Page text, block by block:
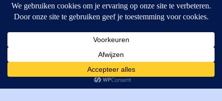
4462GE, Goes
T: +31 (0) 111-484438
M:parts@mitechniek.nl
VAT: NL862802295B01
Cookies helpen ons bij het leveren van onze diensten. Door
gebruik te maken van onze diensten, gaat u akkoord met ons
gebruik van cookies.